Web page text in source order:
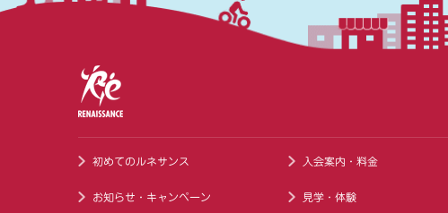
初めてのルネサンス
お知らせ・キャンペーン
入会案内・料金
見学・体験